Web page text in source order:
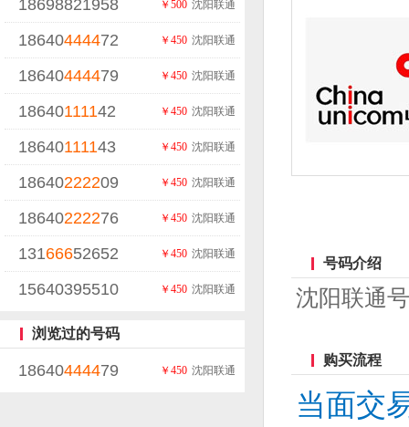
18698821958 沈阳联通
￥500
18640444472 沈阳联通
￥450
18640444479 沈阳联通
￥450
18640111142 沈阳联通
￥450
18640111143 沈阳联通
￥450
18640222209 沈阳联通
￥450
18640222276 沈阳联通
￥450
13166652652 沈阳联通
￥450
15640395510 沈阳联通
￥450
浏览过的号码
18640444479 沈阳联通
￥450
号码介绍
沈阳联通
购买流程
当面交